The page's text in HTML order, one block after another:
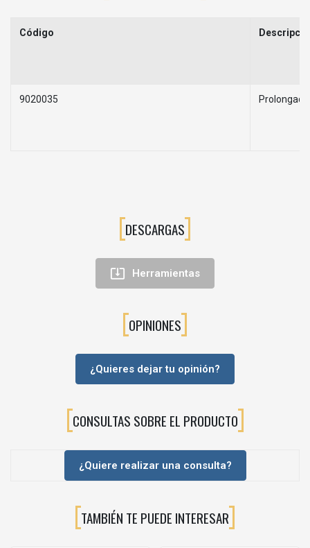
Código
9020035
DESCARGAS
 Herramientas
OPINIONES
¿Quieres dejar tu opinión?
CONSULTAS SOBRE EL PRODUCTO
¿Quiere realizar una consulta?
TAMBIÉN TE PUEDE INTERESAR